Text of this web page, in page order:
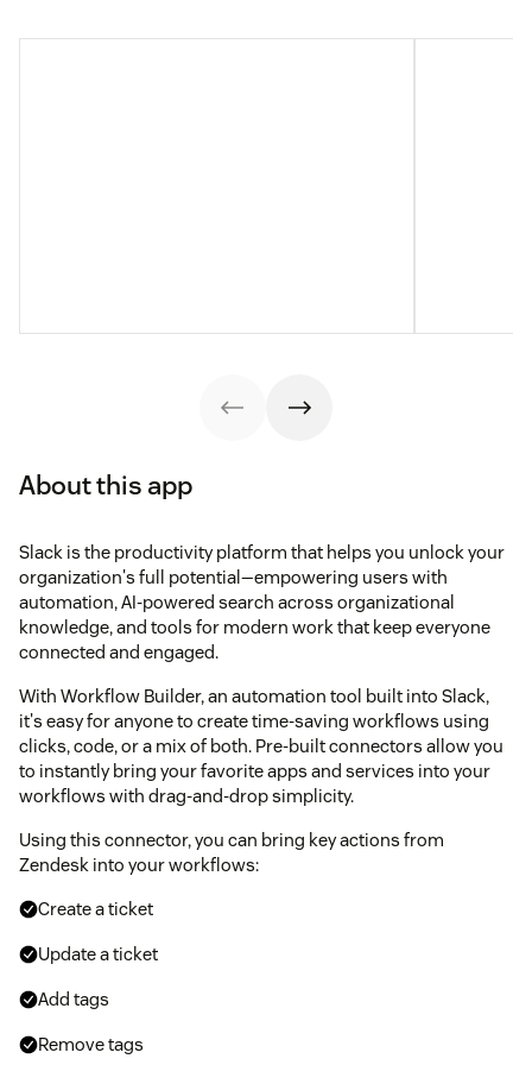
About this app
Slack is the productivity platform that helps you unlock your
organization's full potential—empowering users with
automation, AI-powered search across organizational
knowledge, and tools for modern work that keep everyone
connected and engaged.
With Workflow Builder, an automation tool built into Slack,
it's easy for anyone to create time-saving workflows using
clicks, code, or a mix of both. Pre-built connectors allow you
to instantly bring your favorite apps and services into your
workflows with drag-and-drop simplicity.
Using this connector, you can bring key actions from
Zendesk into your workflows:
Create a ticket
Update a ticket
Add tags
Remove tags